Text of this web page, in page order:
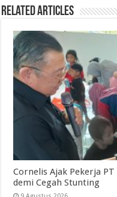
Related Articles
Cornelis Ajak Pekerja
demi Cegah Stunting